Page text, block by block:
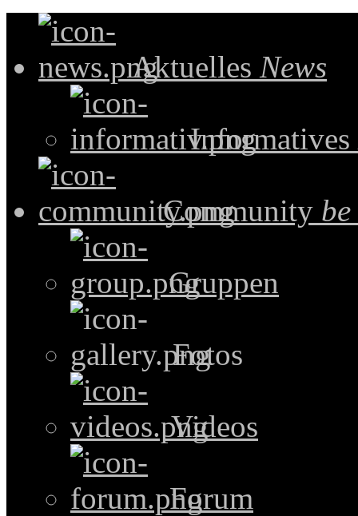
Aktuelles News
Informatives
Community
Gruppen
Fotos
Videos
Forum